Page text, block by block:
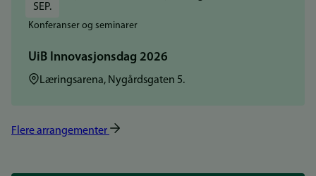
SEP.
Konferanser og seminarer
UiB Innovasjonsdag 2026
Sted:Læringsarena, Nygårdsgaten 5.
Flere arrangementer